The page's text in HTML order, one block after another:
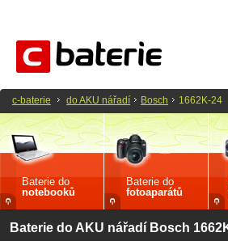
Baterie do
notebooků
Baterie do
fotoaparátů
Baterie do AKU nářadí Bosch
c-baterie do AKU nářadí Bosch 1662K-24